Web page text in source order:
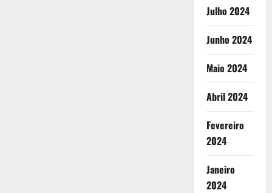
Julho 2024
Junho 2024
Maio 2024
Abril 2024
Fevereiro
2024
Janeiro
2024